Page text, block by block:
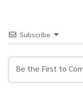
Subscribe